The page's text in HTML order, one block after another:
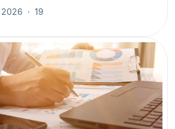
2026 19